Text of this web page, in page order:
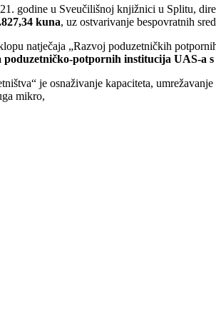
godine u Sveučilišnoj knjižnici u Splitu,
kuna, uz ostvarivanje bespovratnih
natječaja „Razvoj poduzetničkih
poduzetničko-potpornih institucija UAS-
je osnaživanje kapaciteta,
mikro,